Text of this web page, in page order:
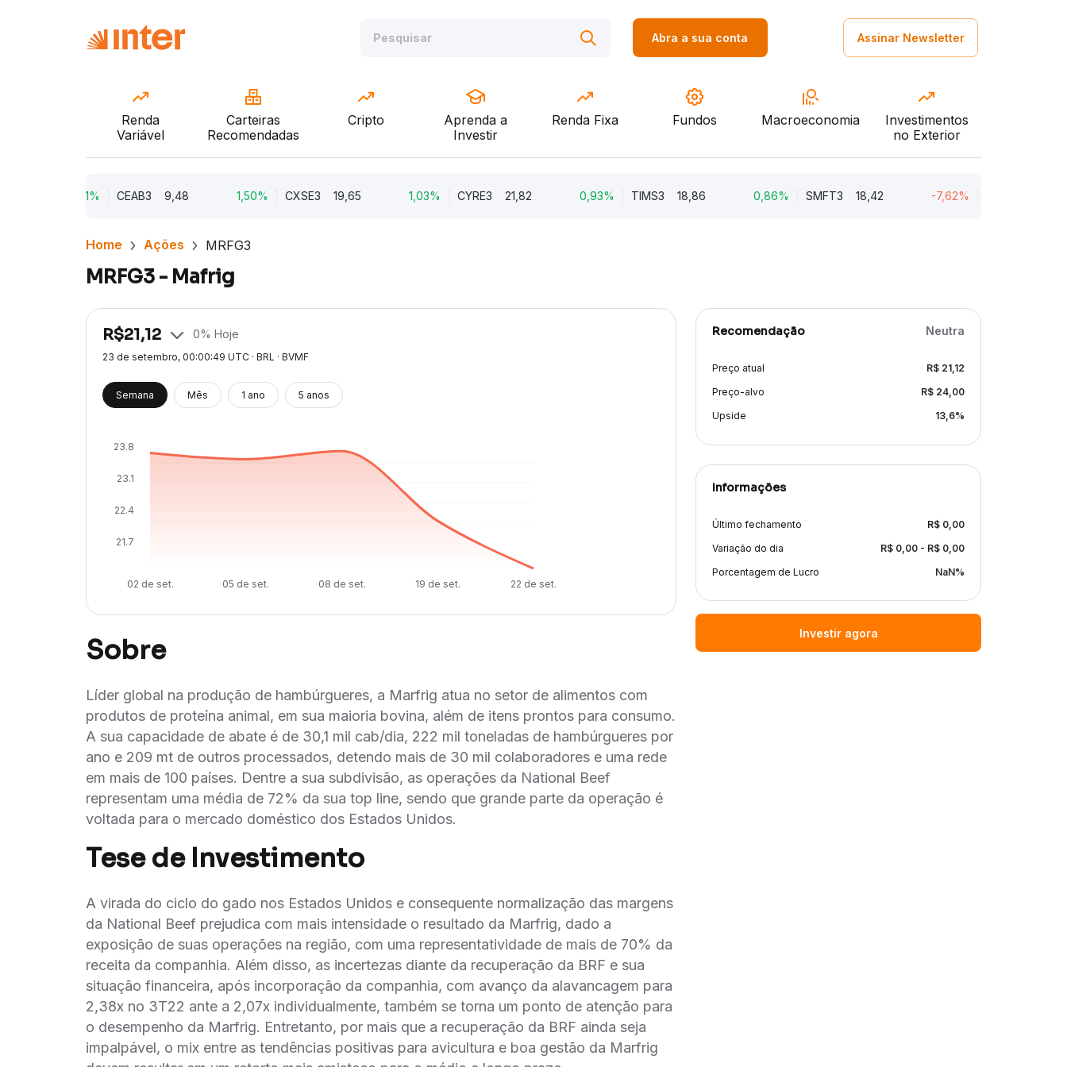
Abra a sua conta Assinar Newsletter
Renda
Variável
Carteiras
Recomendadas
Cripto
Aprenda a
Investir
Renda Fixa Fundos Macroeconomia
Investimentos
no Exterior
2,21% CEAB3 9,48 1,50% CXSE3 19,65 1,03% CYRE3 21,82 0,93% TIMS3 18,86 0,86% SMFT3 18,42 -7,62%
Home Ações MRFG3
MRFG3 - Mafrig
R$21,12 0% Hoje
23 de setembro, 00:00:49 UTC · BRL · BVMF
Semana Mês 1 ano 5 anos
02 de set. 05 de set. 08 de set. 19 de set. 22 de set.
21.7
22.4
23.1
23.8
Sobre
Líder global na produção de hambúrgueres, a Marfrig atua no setor de alimentos com
produtos de proteína animal, em sua maioria bovina, além de itens prontos para consumo.
A sua capacidade de abate é de 30,1 mil cab/dia, 222 mil toneladas de hambúrgueres por
ano e 209 mt de outros processados, detendo mais de 30 mil colaboradores e uma rede
em mais de 100 países. Dentre a sua subdivisão, as operações da National Beef
representam uma média de 72% da sua top line, sendo que grande parte da operação é
voltada para o mercado doméstico dos Estados Unidos.
Tese de Investimento
A virada do ciclo do gado nos Estados Unidos e consequente normalização das margens
da National Beef prejudica com mais intensidade o resultado da Marfrig, dado a
exposição de suas operações na região, com uma representatividade de mais de 70% da
receita da companhia. Além disso, as incertezas diante da recuperação da BRF e sua
situação financeira, após incorporação da companhia, com avanço da alavancagem para
2,38x no 3T22 ante a 2,07x individualmente, também se torna um ponto de atenção para
o desempenho da Marfrig. Entretanto, por mais que a recuperação da BRF ainda seja
impalpável, o mix entre as tendências positivas para avicultura e boa gestão da Marfrig
Recomendação Neutra
Preço atual R$ 21,12
Preço-alvo
R$ 24,00
Upside
13,6%
Informações
Último fechamento R$ 0,00
Variação do dia
R$ 0,00- R$ 0,00
Porcentagem de Lucro
NaN%
Investir agora